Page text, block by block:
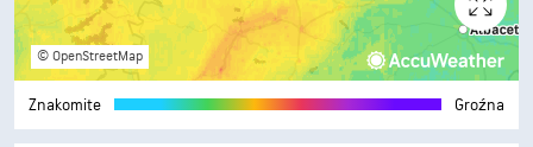
© OpenStreetMap
Znakomite Groźna